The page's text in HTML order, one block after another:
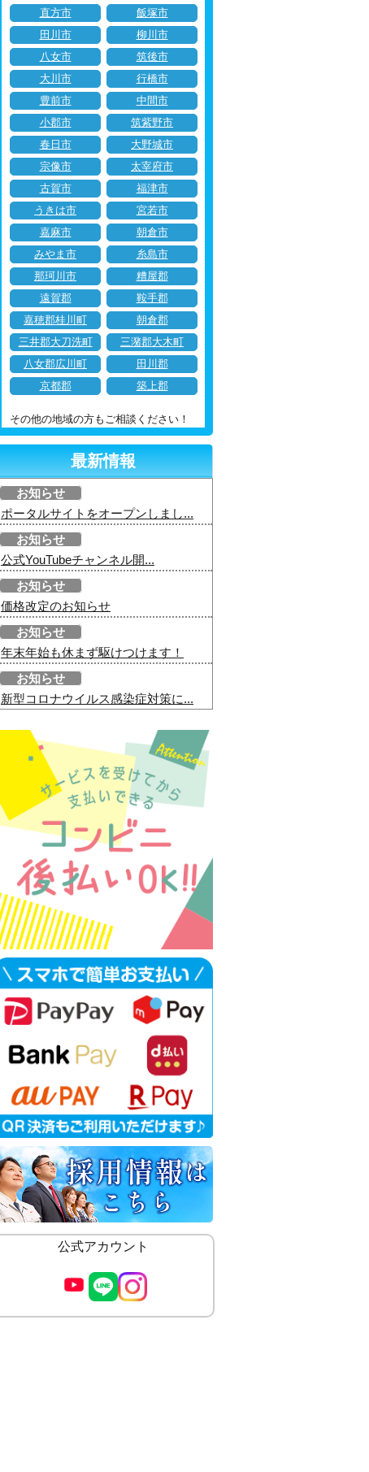
直方市
飯塚市
田川市
柳川市
八女市
筑後市
大川市
行橋市
豊前市
中間市
小郡市
筑紫野市
春日市
大野城市
宗像市
太宰府市
古賀市
福津市
うきは市
宮若市
嘉麻市
朝倉市
みやま市
糸島市
那珂川市
糟屋郡
遠賀郡
鞍手郡
嘉穂郡桂川町
朝倉郡
三井郡大刀洗町
三潴郡大木町
八女郡広川町
田川郡
京都郡
築上郡
その他の地域の方もご相談ください！
最新情報
お知らせ
ポータルサイトをオープンしまし...
お知らせ
公式YouTubeチャンネル開...
お知らせ
価格改定のお知らせ
お知らせ
年末年始も休まず駆けつけます！
お知らせ
新型コロナウイルス感染症対策に...
公式アカウント